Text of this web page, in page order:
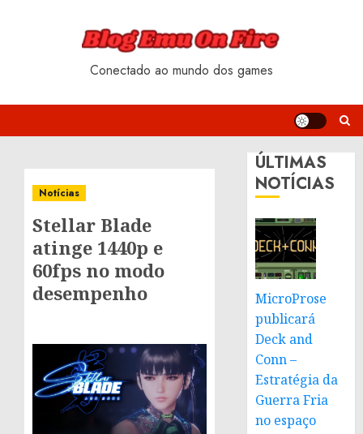
Conectado ao mundo dos games
Notícias
Stellar Blade
atinge 1440p e
60fps no modo
desempenho
ÚLTIMAS
NOTÍCIAS
MicroProse
publicará
Deck and
Conn –
Estratégia da
Guerra Fria
no espaço